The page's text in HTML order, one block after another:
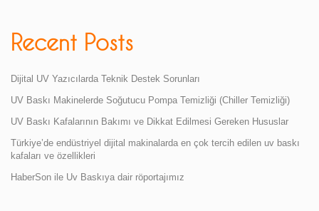
Recent Posts
Dijital UV Yazıcılarda Teknik Destek Sorunları
UV Baskı Makinelerde Soğutucu Pompa Temizliği (Chiller Temizliği)
UV Baskı Kafalarının Bakımı ve Dikkat Edilmesi Gereken Hususlar
Türkiye’de endüstriyel dijital makinalarda en çok tercih edilen uv baskı
kafaları ve özellikleri
HaberSon ile Uv Baskıya dair röportajımız